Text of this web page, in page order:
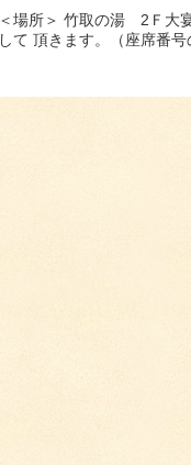
＜場所＞ 竹取の湯 2Ｆ大
して 頂きます。（座席番